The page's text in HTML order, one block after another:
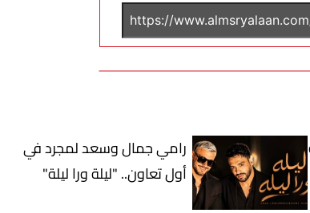
رامي جمال وسعد لمجرد في
أول تعاون.. "ليلة ورا ليلة"